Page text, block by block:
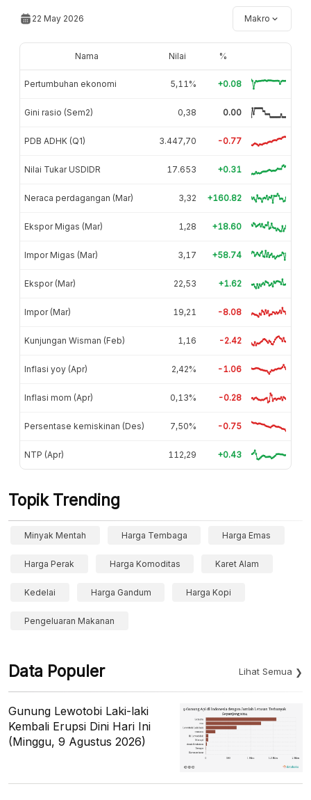
22 May 2026 Makro
Nama Nilai %
Pertumbuhan ekonomi 5,11% +0.08
Gini rasio (Sem2) 0,38 0.00
PDB ADHK (Q1) 3.447,70 -0.77
Nilai Tukar USDIDR 17.653 +0.31
Neraca perdagangan (Mar) 3,32 +160.82
Ekspor Migas (Mar) 1,28 +18.60
Impor Migas (Mar) 3,17 +58.74
Ekspor (Mar) 22,53 +1.62
Impor (Mar) 19,21 -8.08
Kunjungan Wisman (Feb) 1,16 -2.42
Inflasi yoy (Apr) 2,42% -1.06
Inflasi mom (Apr) 0,13% -0.28
Persentase kemiskinan (Des) 7,50% -0.75
NTP (Apr) 112,29 +0.43
Topik Trending
Minyak Mentah Harga Tembaga Harga Emas
Harga Perak Harga Komoditas Karet Alam
Kedelai Harga Gandum Harga Kopi
Pengeluaran Makanan
Data Populer Lihat Semua
Gunung Lewotobi Laki-laki
Kembali Erupsi Dini Hari Ini
(Minggu, 9 Agustus 2026)